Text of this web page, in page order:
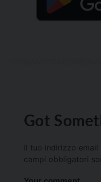
Got
Il tuo indirizzo
campi obbligatori